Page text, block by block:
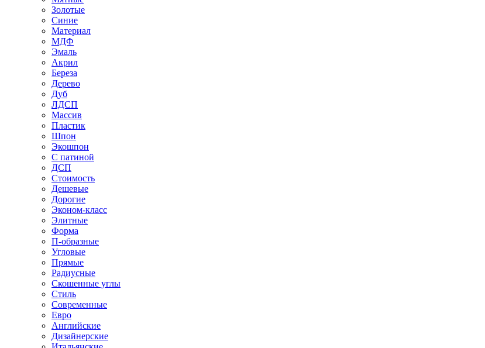
Золотые
Синие
Материал
МДФ
Эмаль
Акрил
Береза
Дерево
Дуб
ЛДСП
Массив
Пластик
Шпон
Экошпон
С патиной
ДСП
Стоимость
Дешевые
Дорогие
Эконом-класс
Элитные
Форма
П-образные
Угловые
Прямые
Радиусные
Скошенные углы
Стиль
Современные
Евро
Английские
Дизайнерские